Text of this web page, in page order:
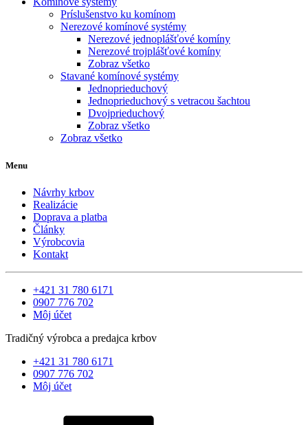
Príslušenstvo ku komínom
Nerezové komínové systémy
Nerezové jednoplášťové komíny
Nerezové trojplášťové komíny
Zobraz všetko
Stavané komínové systémy
Jednoprieduchový
Jednoprieduchový s vetracou šachtou
Dvojprieduchový
Zobraz všetko
Zobraz všetko
Menu
Návrhy krbov
Realizácie
Doprava a platba
Články
Výrobcovia
Kontakt
+421 31 780 6171
0907 776 702
Môj účet
Tradičný výrobca a predajca krbov
+421 31 780 6171
0907 776 702
Môj účet